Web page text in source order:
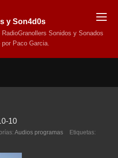
y Son4d0s
Sonidos y Sonados
por Paco Garcia.
10
Audios programas
Etiquetas: